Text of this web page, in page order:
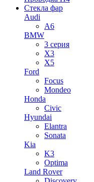
Стекла фар
Audi
A6
BMW
3 серия
X3
X5
Ford
Focus
Mondeo
Honda
Civic
Hyundai
Elantra
Sonata
Kia
K3
Optima
Land Rover